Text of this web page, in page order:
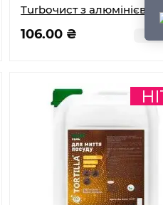
Turboчист з алюмінієвим
активатором 200г
106.00 ₴